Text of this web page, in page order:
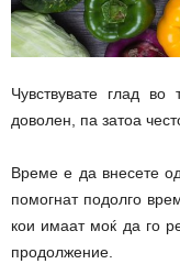
Чувствувате глад
доволен, па затоа
Време е да внесете
помогнат подолго
кои имаат моќ да го
продолжение.